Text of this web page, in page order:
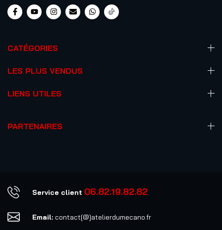
CATÉGORIES
LES PLUS VENDUS
LIENS UTILES
PARTENAIRES
Service client 06.82.19.82.82
Email: contact[@]atelierdumecano.fr